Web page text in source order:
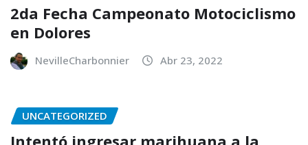
2da Fecha Campeonato Motociclismo
en Dolores
NevilleCharbonnier Abr 23, 2022
UNCATEGORIZED